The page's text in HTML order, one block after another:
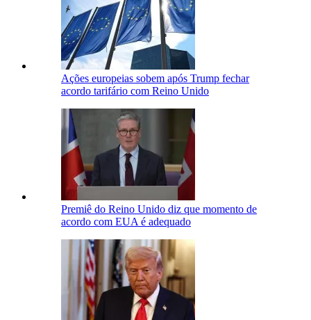
Ações europeias sobem após Trump fechar
acordo tarifário com Reino Unido
Premiê do Reino Unido diz que momento de
acordo com EUA é adequado